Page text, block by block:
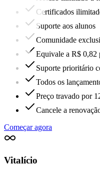
Certificados
Suporte aos alunos
Comunidade
Equivale a R$ 0,82
Suporte prioritário
Todos os
Preço travado por
Cancele a
Começar agora
Vitalício